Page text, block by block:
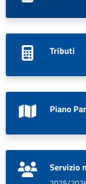
Tributi
Piano
Servizio